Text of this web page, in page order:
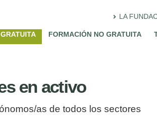
LA
FORMACIÓN NO GRATUITA
en activo
as de todos los sectores